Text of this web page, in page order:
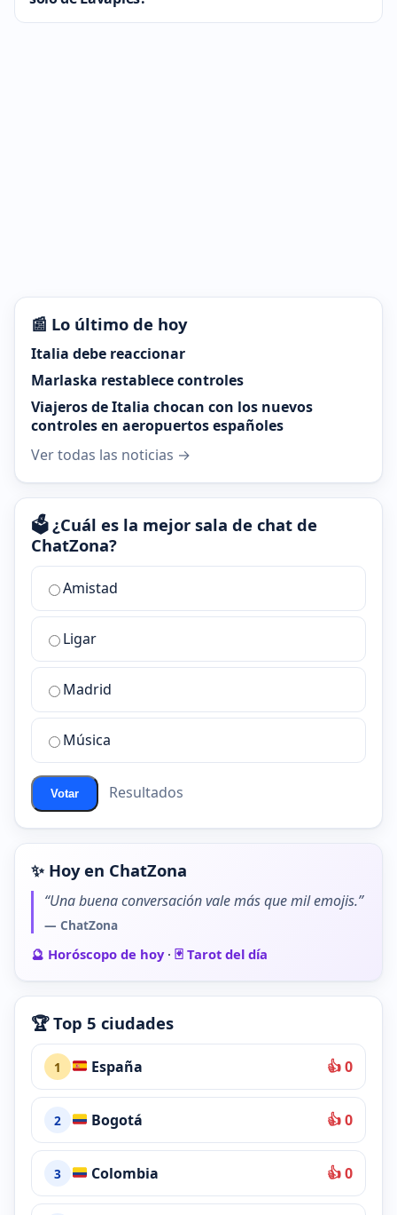
📰 Lo último de hoy
Italia debe reaccionar
Marlaska restablece controles
Viajeros de Italia chocan con los nuevos
controles en aeropuertos españoles
Ver todas las noticias →
🗳️ ¿Cuál es la mejor sala de chat de
ChatZona?
¿Cuál
la
mejor
sala
chat
ChatZona?
Amistad
Ligar
Madrid
Música
Votar Resultados
✨ Hoy en ChatZona
“Una buena conversación vale más que mil emojis.”
— ChatZona
🔮 Horóscopo de hoy· 🃏 Tarot del día
🏆 Top 5 ciudades
1 España 👍 0
2 Bogotá 👍 0
3 Colombia 👍 0